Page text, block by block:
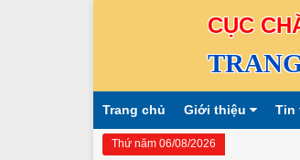
CỤC
Trang chủ Giới thiệu Tin
Thứ năm 06/08/2026